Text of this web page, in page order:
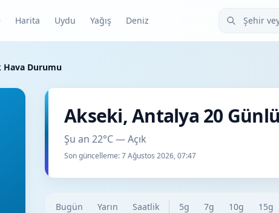
Harita Uydu Yağış Deniz Şehir veya
Hava Durumu
Akseki, Antalya 20
Şu an 22°C — Açık
Son güncelleme:7 Ağustos 2026, 07:47
Bugün Yarın Saatlik 5g 7g 10g 15g